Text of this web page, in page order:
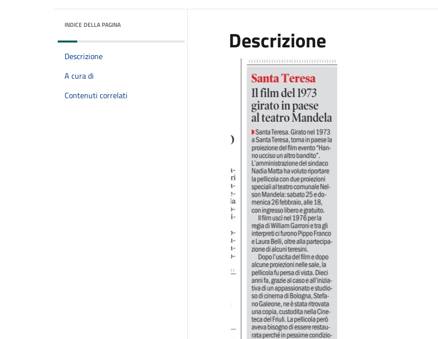
INDICE DELLA PAGINA
Descrizione
A cura di
Contenuti correlati
Descrizione